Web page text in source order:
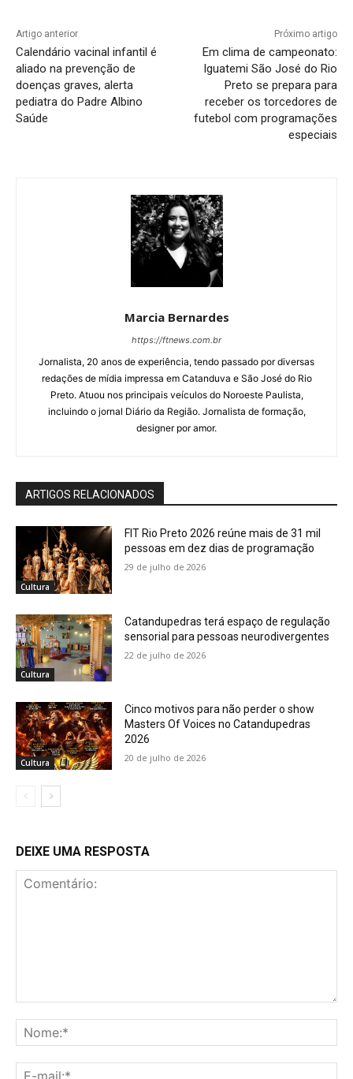
Artigo anterior
Calendário vacinal infantil é
aliado na prevenção de
doenças graves, alerta
pediatra do Padre Albino
Saúde
Próximo artigo
Em clima de campeonato:
Iguatemi São José do Rio
Preto se prepara para
receber os torcedores de
futebol com programações
especiais
Marcia Bernardes
https://ftnews.com.br
Jornalista, 20 anos de experiência, tendo passado por diversas
redações de mídia impressa em Catanduva e São José do Rio
Preto. Atuou nos principais veículos do Noroeste Paulista,
incluindo o jornal Diário da Região. Jornalista de formação,
designer por amor.
ARTIGOS RELACIONADOS
Cultura
FIT Rio Preto 2026 reúne mais de 31 mil
pessoas em dez dias de programação
29 de julho de 2026
Cultura
Catandupedras terá espaço de regulação
sensorial para pessoas neurodivergentes
22 de julho de 2026
Cultura
Cinco motivos para não perder o show
Masters Of Voices no Catandupedras
2026
20 de julho de 2026
DEIXE UMA RESPOSTA